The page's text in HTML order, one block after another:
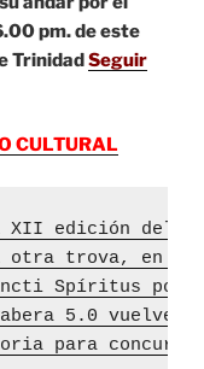
pm. de este
TrinidadSeguir
CULTURAL
XII edición del
otra trova, en
Spíritus por
5.0 vuelve
para concurso